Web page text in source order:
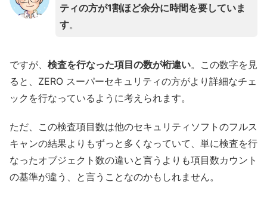
ティの方が1割ほど余分に時間を要していま
す。
ですが、 検査を行なった項目の数が桁違い。この数字を見
ると、ZERO スーパーセキュリティの方がより詳細なチェ
ックを行なっているように考えられます。
ただ、この検査項目数は他のセキュリティソフトのフルス
キャンの結果よりもずっと多くなっていて、単に検査を行
なったオブジェクト数の違いと言うよりも項目数カウント
の基準が違う、と言うことなのかもしれません。